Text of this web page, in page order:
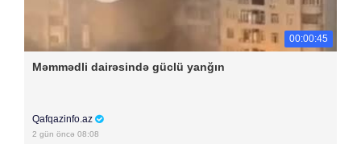
00:00:45
Məmmədli dairəsində güclü yanğın
Qafqazinfo.az
2 gün öncə 08:08